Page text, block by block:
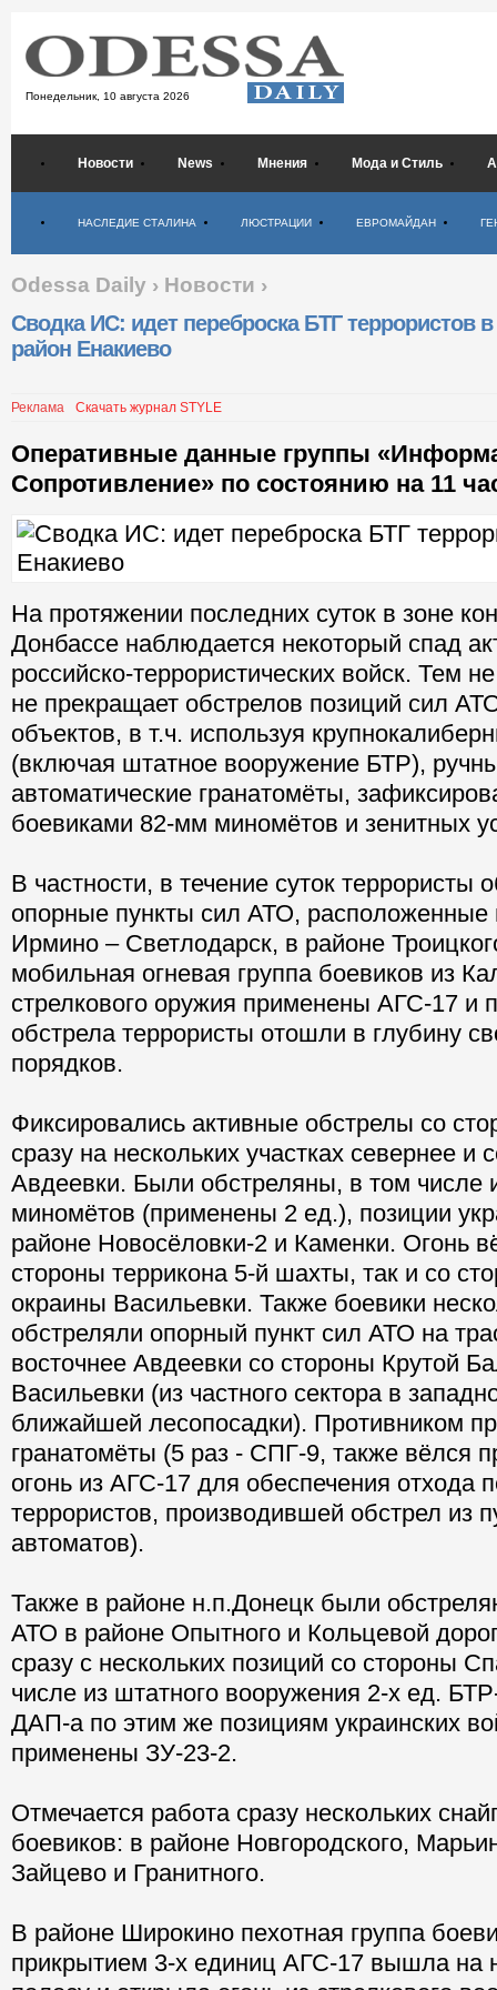
Понедельник, 10 августа 2026
Новости News Мнения Мода и Стиль
НАСЛЕДИЕ СТАЛИНА ЛЮСТРАЦИИ ЕВРОМАЙДАН
Odessa Daily › Новости ›
Сводка ИС: идет переброска БТГ террористов в
район Енакиево
Реклама Скачать журнал STYLE
Оперативные данные группы
Сопротивление» по состоянию на 11
На протяжении последних суток в зоне
Донбассе наблюдается некоторый спад
российско-террористических войск. Тем
не прекращает обстрелов позиций сил
объектов, в т.ч. используя
(включая штатное вооружение БТР),
автоматические гранатомёты,
боевиками 82-мм миномётов и зенитных
В частности, в течение суток террористы
опорные пункты сил АТО,
Ирмино – Светлодарск, в районе
мобильная огневая группа боевиков из
стрелкового оружия применены АГС-17 и
обстрела террористы отошли в глубину
порядков.
Фиксировались активные обстрелы со
сразу на нескольких участках севернее и
Авдеевки. Были обстреляны, в том числе
миномётов (применены 2 ед.), позиции
районе Новосёловки-2 и Каменки. Огонь
стороны террикона 5-й шахты, так и со
окраины Васильевки. Также боевики
обстреляли опорный пункт сил АТО на
восточнее Авдеевки со стороны Крутой
Васильевки (из частного сектора в
ближайшей лесопосадки). Противником
гранатомёты (5 раз - СПГ-9, также вёлся
огонь из АГС-17 для обеспечения отхода
террористов, производившей обстрел из
автоматов).
Также в районе н.п.Донецк были
АТО в районе Опытного и Кольцевой
сразу с нескольких позиций со стороны
числе из штатного вооружения 2-х ед.
ДАП-а по этим же позициям украинских
применены ЗУ-23-2.
Отмечается работа сразу нескольких
боевиков: в районе Новгородского,
Зайцево и Гранитного.
В районе Широкино пехотная группа
прикрытием 3-х единиц АГС-17 вышла на